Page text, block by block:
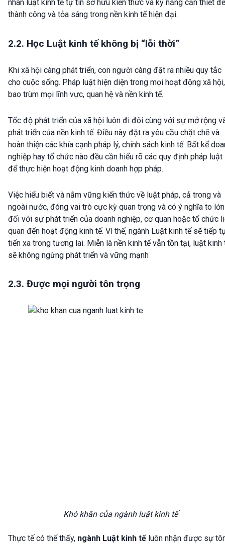
nhân luật kinh tế tự tin sở hữu kiến thức và kỹ năng cần thiết để
thành công và tỏa sáng trong nền kinh tế hiện đại.
2.2. Học Luật kinh tế không bị “lỗi thời”
Khi xã hội càng phát triển, con người càng đặt ra nhiều quy tắc
cho cuộc sống. Pháp luật hiện diện trong mọi hoạt động xã hội,
bao trùm mọi lĩnh vực, quan hệ và nền kinh tế.
Tốc độ phát triển của xã hội luôn đi đôi cùng với sự mở rộng
phát triển của nền kinh tế. Điều này đặt ra yêu cầu chặt chẽ và
hoàn thiện các khía cạnh pháp lý, chính sách kinh tế. Bất kể
nghiệp hay tổ chức nào đều cần hiểu rõ các quy định pháp luật
để thực hiện hoạt động kinh doanh hợp pháp.
Việc hiểu biết và nắm vững kiến thức về luật pháp, cả trong và
ngoài nước, đóng vai trò cực kỳ quan trọng và có ý nghĩa to lớn
đối với sự phát triển của doanh nghiệp, cơ quan hoặc tổ chức
quan đến hoạt động kinh tế. Vì thế, ngành Luật kinh tế sẽ tiếp
tiến xa trong tương lai. Miễn là nền kinh tế vẫn tồn tại, luật kinh
sẽ không ngừng phát triển và vững mạnh
2.3. Được mọi người tôn trọng
Khó khăn của ngành luật kinh tế
Thực tế có thể thấy, ngành Luật kinh tếluôn nhận được sự